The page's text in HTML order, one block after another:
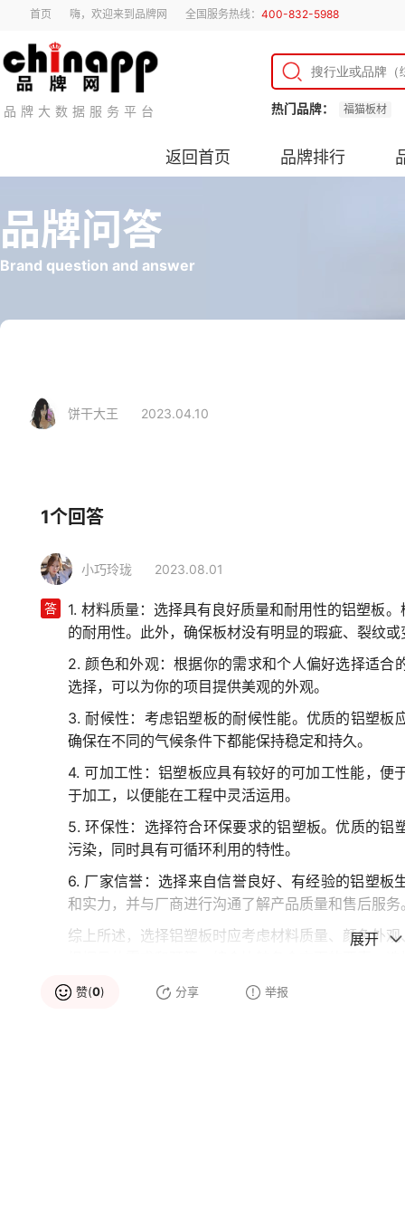
首页 嗨，欢迎来到品牌网 全国服务热线： 400-832-5988
品牌大数据服务平台 热门品牌： 福猫板材
返回首页 品牌排行
品牌问答
Brand question and answer
饼干大王 2023.04.10
1个回答
小巧玲珑 2023.08.01
答
1. 材料质量：选择具有良好质量和耐用性的铝塑板
的耐用性。此外，确保板材没有明显的瑕疵、裂纹或
2. 颜色和外观：根据你的需求和个人偏好选择适
选择，可以为你的项目提供美观的外观。
3. 耐候性：考虑铝塑板的耐候性能。优质的铝塑
确保在不同的气候条件下都能保持稳定和持久。
4. 可加工性：铝塑板应具有较好的可加工性能，
于加工，以便能在工程中灵活运用。
5. 环保性：选择符合环保要求的铝塑板。优质的
污染，同时具有可循环利用的特性。
6. 厂家信誉：选择来自信誉良好、有经验的铝塑
和实力，并与厂商进行沟通了解产品质量和售后服务
综上所述，选择铝塑板时应考虑材料质量、颜色外
展开
赞(0) 分享 举报